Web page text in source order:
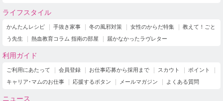
ライフスタイル
かんたんレシピ 手抜き家事 冬の風邪対策 女性のからだ特集
教えて！ごと
う先生
熱血教育コラム 指南の部屋 届かなかったラヴレター
利用ガイド
ご利用にあたって 会員登録 お仕事応募から採用まで スカウト
ポイント
キャリア･マムのお仕事
応援するボタン メールマガジン よくある質問
ニュース